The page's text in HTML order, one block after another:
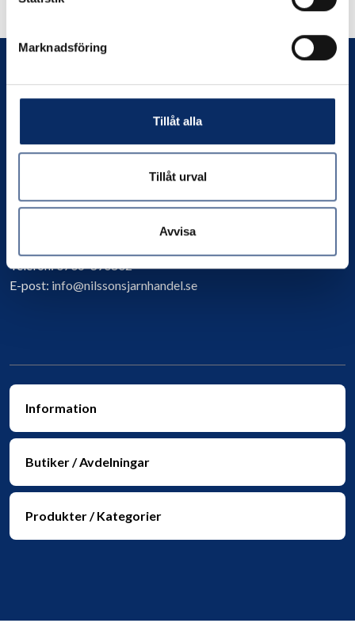
Marknadsföring
Tillåt alla
Tillåt urval
Avvisa
Prenumerera
Kontakta oss
Telefon:0706-390802
E-post: info@nilssonsjarnhandel.se
Information
Butiker / Avdelningar
Produkter / Kategorier